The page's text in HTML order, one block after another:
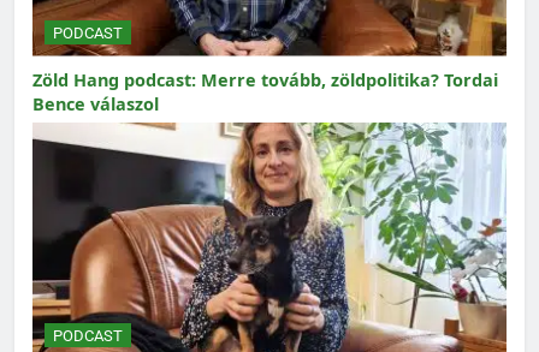
PODCAST
Zöld Hang podcast: Merre tovább, zöldpolitika? Tordai
Bence válaszol
PODCAST